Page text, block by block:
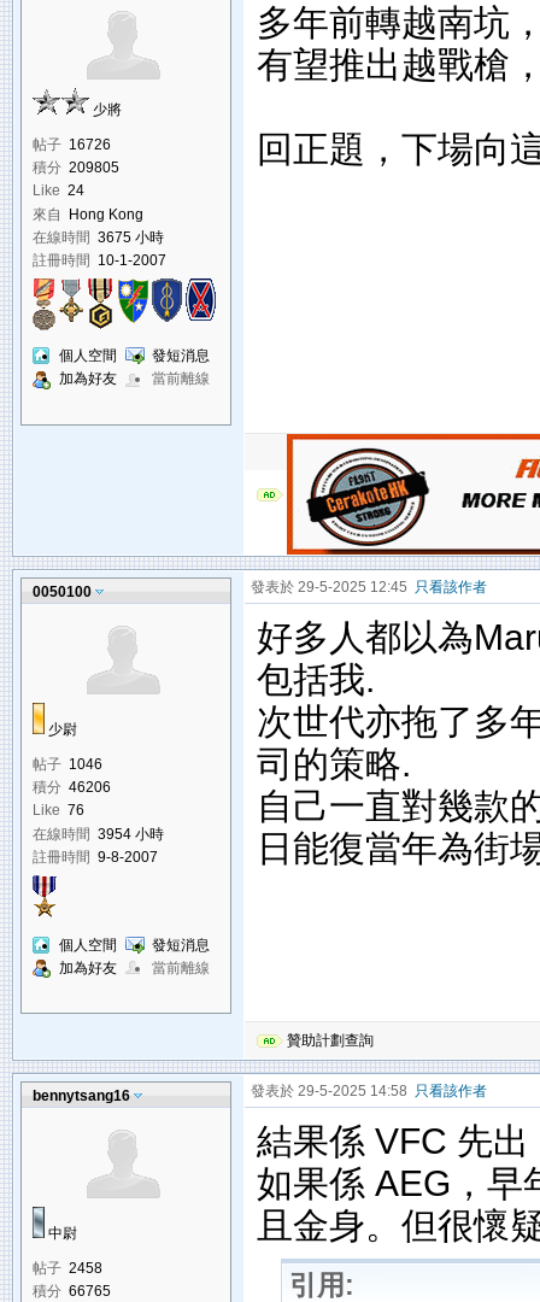
少將
帖子 16726
積分 209805
Like 24
來自
Hong Kong
在線時間 3675 小時
註冊時間
10-1-2007
個人空間
發短消息
加為好友
當前離線
多年前轉越南坑
有望推出越戰槍
回正題，下場向
0050100
少尉
帖子 1046
積分 46206
Like 76
在線時間 3954 小時
註冊時間 9-8-2007
個人空間
發短消息
加為好友
當前離線
發表於 29-5-2025 12:45 只看該作者
好多人都以為
包括我.
次世代亦拖了多
司的策略.
自己一直對幾款
日能復當年為街
贊助計劃查詢
bennytsang16
中尉
帖子 2458
積分 66765
發表於 29-5-2025 14:58 只看該作者
結果係 VFC 先
如果係 AEG，早
且金身。但很懷
引用: